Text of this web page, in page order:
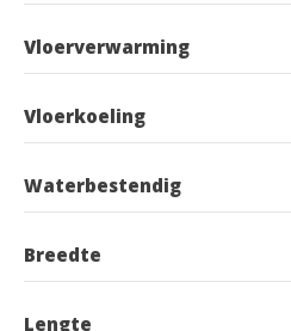
Vloerverwarming
Vloerkoeling
Waterbestendig
Breedte
Lengte